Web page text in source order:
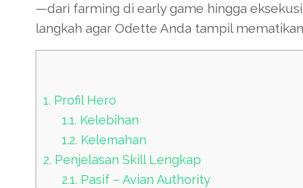
—dari farming di early game hingga
langkah agar Odette Anda tampil
1. Profil Hero
1.1. Kelebihan
1.2. Kelemahan
2. Penjelasan Skill Lengkap
2.1. Pasif – Avian Authority